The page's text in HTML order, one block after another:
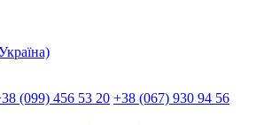
(099) 456 53 20 +38 (067) 930 94 56